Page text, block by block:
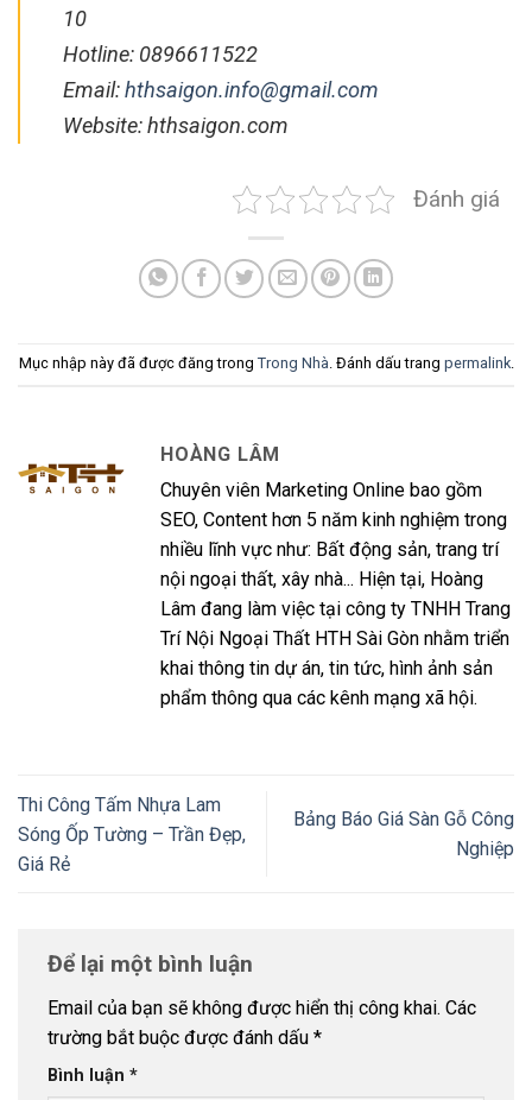
10
Hotline: 0896611522
Email:hthsaigon.info@gmail.com
Website: hthsaigon.com
Đánh giá
Mục nhập này đã được đăng trong Trong Nhà. Đánh dấu trang permalink.
HOÀNG LÂM
Chuyên viên Marketing Online bao gồm
SEO, Content hơn 5 năm kinh nghiệm trong
nhiều lĩnh vực như: Bất động sản, trang trí
nội ngoại thất, xây nhà... Hiện tại, Hoàng
Lâm đang làm việc tại công ty TNHH Trang
Trí Nội Ngoại Thất HTH Sài Gòn nhằm triển
khai thông tin dự án, tin tức, hình ảnh sản
phẩm thông qua các kênh mạng xã hội.
Thi Công Tấm Nhựa Lam
Sóng Ốp Tường – Trần Đẹp,
Giá Rẻ
Bảng Báo Giá Sàn Gỗ Công
Nghiệp
Để lại một bình luận
Email của bạn sẽ không được hiển thị công khai. Các
trường bắt buộc được đánh dấu *
Bình luận *